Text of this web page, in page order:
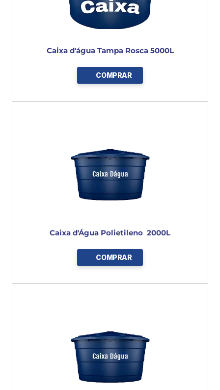
Caixa d'água Tampa Rosca 5000L
COMPRAR
Caixa d'Água Polietileno  2000L
COMPRAR